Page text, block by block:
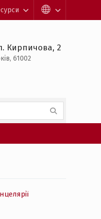
Кирпичова, 2
61002